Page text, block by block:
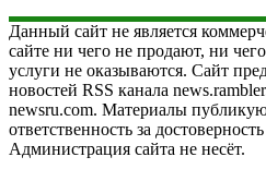
Данный сайт не является
сайте ни чего не продают, ни
услуги не оказываются. Сайт
новостей RSS канала
newsru.com. Материалы
ответственность за
Администрация сайта не несёт.